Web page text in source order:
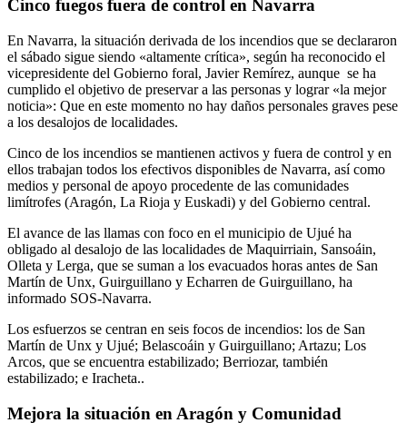
Cinco fuegos fuera de control en Navarra
En Navarra, la situación derivada de los incendios que se declararon
el sábado sigue siendo «altamente crítica», según ha reconocido el
vicepresidente del Gobierno foral, Javier Remírez, aunque se ha
cumplido el objetivo de preservar a las personas y lograr «la mejor
noticia»: Que en este momento no hay daños personales graves pese
a los desalojos de localidades.
Cinco de los incendios se mantienen activos y fuera de control y en
ellos trabajan todos los efectivos disponibles de Navarra, así como
medios y personal de apoyo procedente de las comunidades
limítrofes (Aragón, La Rioja y Euskadi) y del Gobierno central.
El avance de las llamas con foco en el municipio de Ujué ha
obligado al desalojo de las localidades de Maquirriain, Sansoáin,
Olleta y Lerga, que se suman a los evacuados horas antes de San
Martín de Unx, Guirguillano y Echarren de Guirguillano, ha
informado SOS-Navarra.
Los esfuerzos se centran en seis focos de incendios: los de San
Martín de Unx y Ujué; Belascoáin y Guirguillano; Artazu; Los
Arcos, que se encuentra estabilizado; Berriozar, también
estabilizado; e Iracheta..
Mejora la situación en Aragón y Comunidad